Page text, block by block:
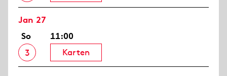
Jan 27
So
3
11:00
Karten